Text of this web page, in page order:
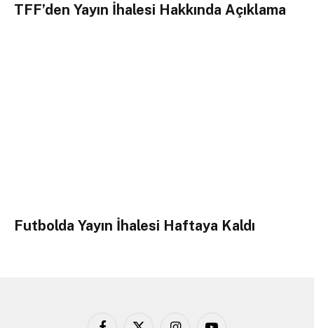
TFF’den Yayın İhalesi Hakkında Açıklama
Futbolda Yayın İhalesi Haftaya Kaldı